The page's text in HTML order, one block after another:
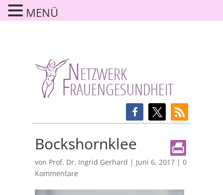
Bockshornklee
von Prof. Dr. Ingrid Gerhard | Juni 6, 2017| 0
Kommentare
MENÜ